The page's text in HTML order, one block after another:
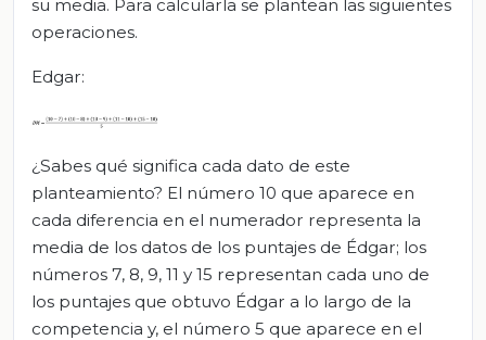
su media. Para calcularla se plantean las siguientes
operaciones.
Edgar:
¿Sabes qué significa cada dato de este
planteamiento? El número 10 que aparece en
cada diferencia en el numerador representa la
media de los datos de los puntajes de Édgar; los
números 7, 8, 9, 11 y 15 representan cada uno de
los puntajes que obtuvo Édgar a lo largo de la
competencia y, el número 5 que aparece en el